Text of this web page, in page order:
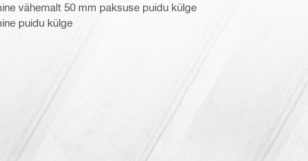
vähemalt 50 mm paksuse puidu külge
puidu külge